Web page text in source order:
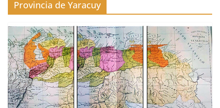
Provincia de Yaracuy